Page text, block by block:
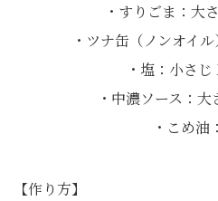
・すりごま：大
・ツナ缶（ノンオイ
・塩：小さじ
・中濃ソース：大
・こめ油
【作り方】